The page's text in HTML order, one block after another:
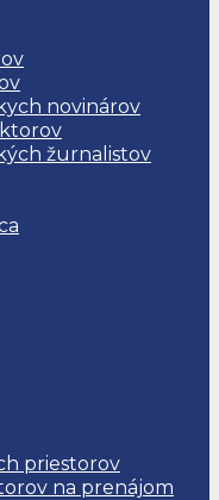
novinárov
žurnalistov
priestorov
na prenájom